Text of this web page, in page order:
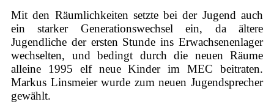
Mit den Räumlichkeiten setzte bei der Jugend auch
ein starker Generationswechsel ein, da ältere
Jugendliche der ersten Stunde ins Erwachsenenlager
wechselten, und bedingt durch die neuen Räume
alleine 1995 elf neue Kinder im MEC beitraten.
Markus Linsmeier wurde zum neuen Jugendsprecher
gewählt.